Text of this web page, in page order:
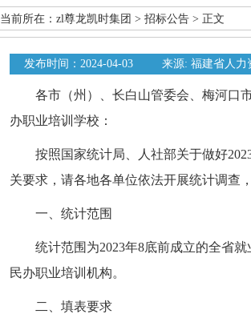
当前所在： zl尊龙凯时集团 > 招标公告 > 正文
发布时间：2024-04-03 来源: 福建省人力
各市（州）、长白山管委会、梅河口市
办职业培训学校：
按照国家统计局、人社部关于做好
关要求，请各地各单位依法开展统计调查
一、统计范围
统计范围为2023年8底前成立的全省就
民办职业培训机构。
二、填表要求